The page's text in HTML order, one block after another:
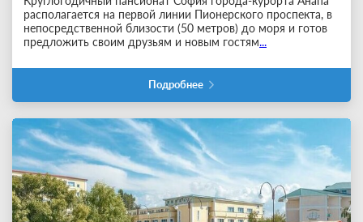
располагается на первой линии Пионерского проспекта, в
непосредственной близости (50 метров) до моря и готов
предложить своим друзьям и новым гостям...
Подробнее